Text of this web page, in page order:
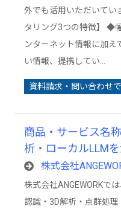
外でも活用いただいて
タリング3つの特徴】 ◆
ンターネット情報に加え
い情報、提携してい…
資料請求・問い合わせ
商品・サービス名
析・ローカルLLM
発サービス
株式会社
株式会社ANGEWORKで
認識・3D解析・点群処